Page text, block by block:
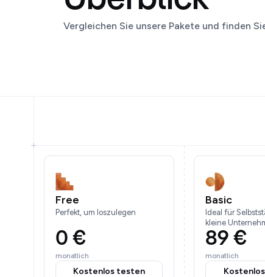
Vergleichen Sie unsere Pakete und finden
Free
Perfekt, um loszulegen
0 €
monatlich
Kostenlos testen
Basic
Ideal für
kleine
89 €
monatlich